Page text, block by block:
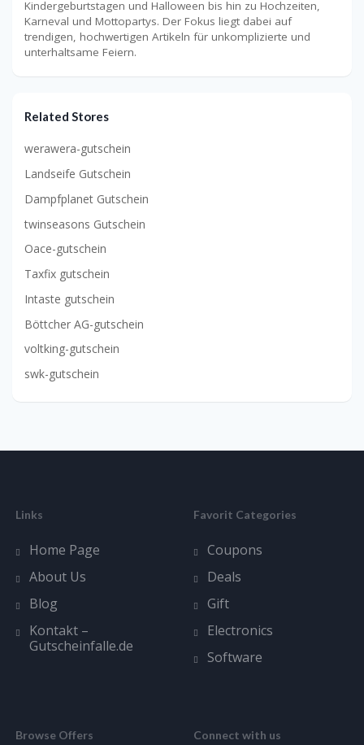
Kindergeburtstagen und Halloween bis hin zu Hochzeiten,
Karneval und Mottopartys. Der Fokus liegt dabei auf
trendigen, hochwertigen Artikeln für unkomplizierte und
unterhaltsame Feiern.
Related Stores
werawera-gutschein
Landseife Gutschein
Dampfplanet Gutschein
twinseasons Gutschein
Oace-gutschein
Taxfix gutschein
Intaste gutschein
Böttcher AG-gutschein
voltking-gutschein
swk-gutschein
Links
Home Page
About Us
Blog
Kontakt –
Gutscheinfalle.de
Favorit Categories
Coupons
Deals
Gift
Electronics
Software
Browse Offers Connect with us